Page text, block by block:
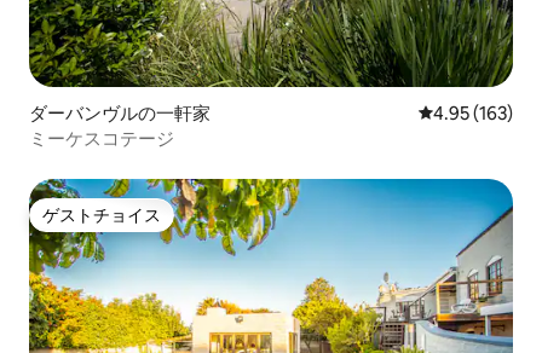
ダーバンヴルの一軒家 レビュー163
4.95 (163)
ミーケスコテージ
ゲストチョイス
ゲストチョイス